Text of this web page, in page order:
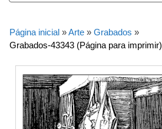
Página inicial »Arte » Grabados »
Grabados-43343 (Página para imprimir)